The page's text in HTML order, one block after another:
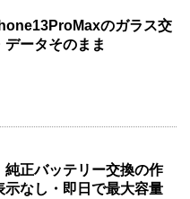
のガラス交
ータそのまま
純正バッテリー交換の作
示なし・即日で最大容量